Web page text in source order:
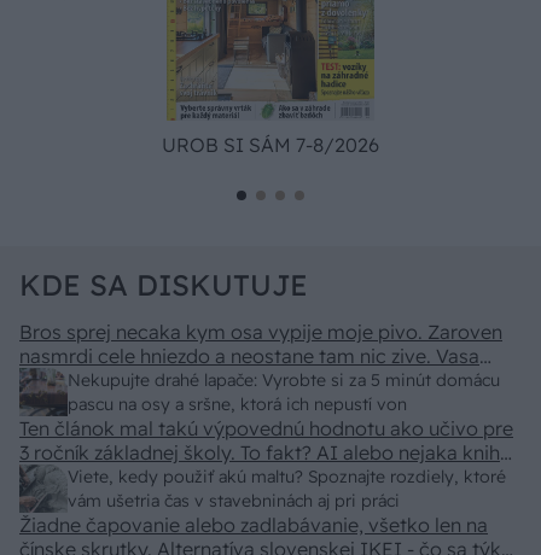
UROB SI SÁM 7-8/2026
KDE SA DISKUTUJE
Nekupujte drahé lapače: Vyrobte si za 5 minút domácu
pascu na osy a sršne, ktorá ich nepustí von
Bros sprej necaka kym osa vypije moje pivo. Zaroven
nasmrdi cele hniezdo a neostane tam nic zive. Vasa
pasca naucinke moc efektivne. Skor pritiahne slimaky
Viete, kedy použiť akú maltu? Spoznajte rozdiely, ktoré
vám ušetria čas v stavebninách aj pri práci
Ten článok mal takú výpovednú hodnotu ako učivo pre
3 ročník základnej školy. To fakt? AI alebo nejaka kniha
z VŠ? Dnešné rychlotvrdnuce malty - pevnosť 40 Mpa a
doba schnutia tak 15 minut , k tomu vodotesné s
kryštálikou. A rozdiel - schnutie a zretie. Nič?
Žiadne čapovanie alebo zadlabávanie, všetko len na
čínske skrutky. Alternatíva slovenskej IKEI - čo sa týka